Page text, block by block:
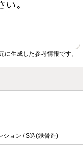
生成した参考情報です。
ション / S造(鉄骨造)